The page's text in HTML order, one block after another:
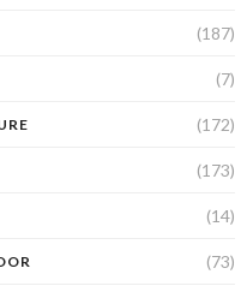
(187)
(7)
(172)
(173)
(14)
(73)